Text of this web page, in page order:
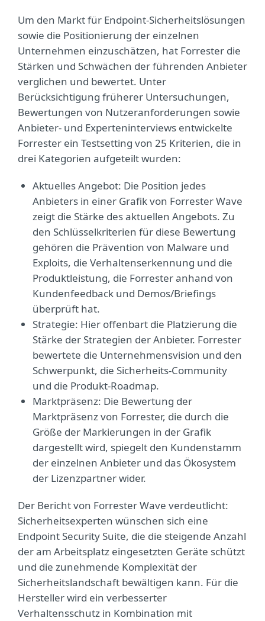
Um den Markt für Endpoint-Sicherheitslösungen
sowie die Positionierung der einzelnen
Unternehmen einzuschätzen, hat Forrester die
Stärken und Schwächen der führenden Anbieter
verglichen und bewertet. Unter
Berücksichtigung früherer Untersuchungen,
Bewertungen von Nutzeranforderungen sowie
Anbieter- und Experteninterviews entwickelte
Forrester ein Testsetting von 25 Kriterien, die in
drei Kategorien aufgeteilt wurden:
Aktuelles Angebot: Die Position jedes
Anbieters in einer Grafik von Forrester Wave
zeigt die Stärke des aktuellen Angebots. Zu
den Schlüsselkriterien für diese Bewertung
gehören die Prävention von Malware und
Exploits, die Verhaltenserkennung und die
Produktleistung, die Forrester anhand von
Kundenfeedback und Demos/Briefings
überprüft hat.
Strategie: Hier offenbart die Platzierung die
Stärke der Strategien der Anbieter. Forrester
bewertete die Unternehmensvision und den
Schwerpunkt, die Sicherheits-Community
und die Produkt-Roadmap.
Marktpräsenz: Die Bewertung der
Marktpräsenz von Forrester, die durch die
Größe der Markierungen in der Grafik
dargestellt wird, spiegelt den Kundenstamm
der einzelnen Anbieter und das Ökosystem
der Lizenzpartner wider.
Der Bericht von Forrester Wave verdeutlicht:
Sicherheitsexperten wünschen sich eine
Endpoint Security Suite, die die steigende Anzahl
der am Arbeitsplatz eingesetzten Geräte schützt
und die zunehmende Komplexität der
Sicherheitslandschaft bewältigen kann. Für die
Hersteller wird ein verbesserter
Verhaltensschutz in Kombination mit